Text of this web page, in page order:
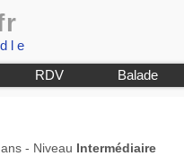
RDV Balade
- Niveau Intermédiaire